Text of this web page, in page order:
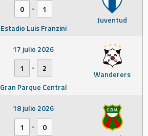
Juventud
0
-
1
Estadio Luis Franzini
Wanderers
17 julio 2026
1
-
2
Gran Parque Central
18 julio 2026
1
-
0